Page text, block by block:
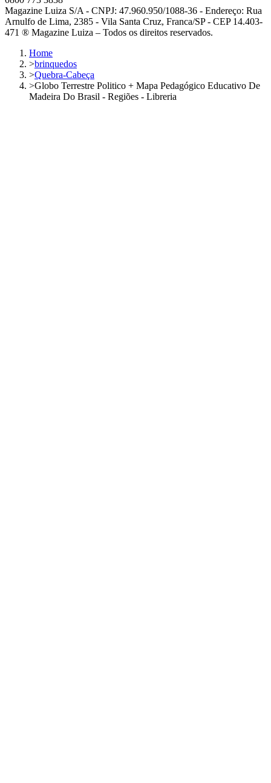
Magazine Luiza S/A - CNPJ: 47.960.950/1088-36 - Endereço: Rua
Arnulfo de Lima, 2385 - Vila Santa Cruz, Franca/SP - CEP 14.403-
471 ® Magazine Luiza – Todos os direitos reservados.
Home
>brinquedos
>Quebra-Cabeça
>Globo Terrestre Politico + Mapa Pedagógico Educativo De
Madeira Do Brasil - Regiões - Libreria